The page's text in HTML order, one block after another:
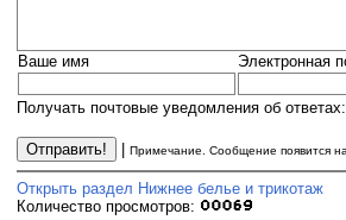
Ваше имя Электронная
Получать почтовые уведомления об ответах:
Примечание. Сообщение появится
Открыть раздел Нижнее белье и трикотаж
Количество просмотров: